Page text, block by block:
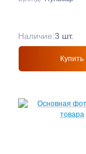
года
Наличие:3 шт.
Купить